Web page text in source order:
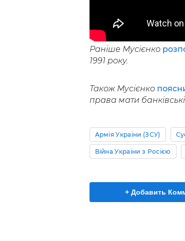
Раніше Мусієнко
1991 року.
Також Мусієнко
права мати
Армія України (ЗСУ)
Війна України з Росією
+ Добавить